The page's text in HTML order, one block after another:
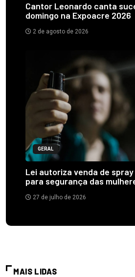
Cantor Leonardo canta
domingo na Expoacre 2026
2 de agosto de 2026
GERAL
Lei autoriza venda de
para segurança das
27 de julho de 2026
MAIS LIDAS